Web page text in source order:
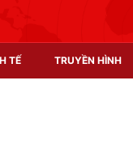
TẾ TRUYỀN HÌNH